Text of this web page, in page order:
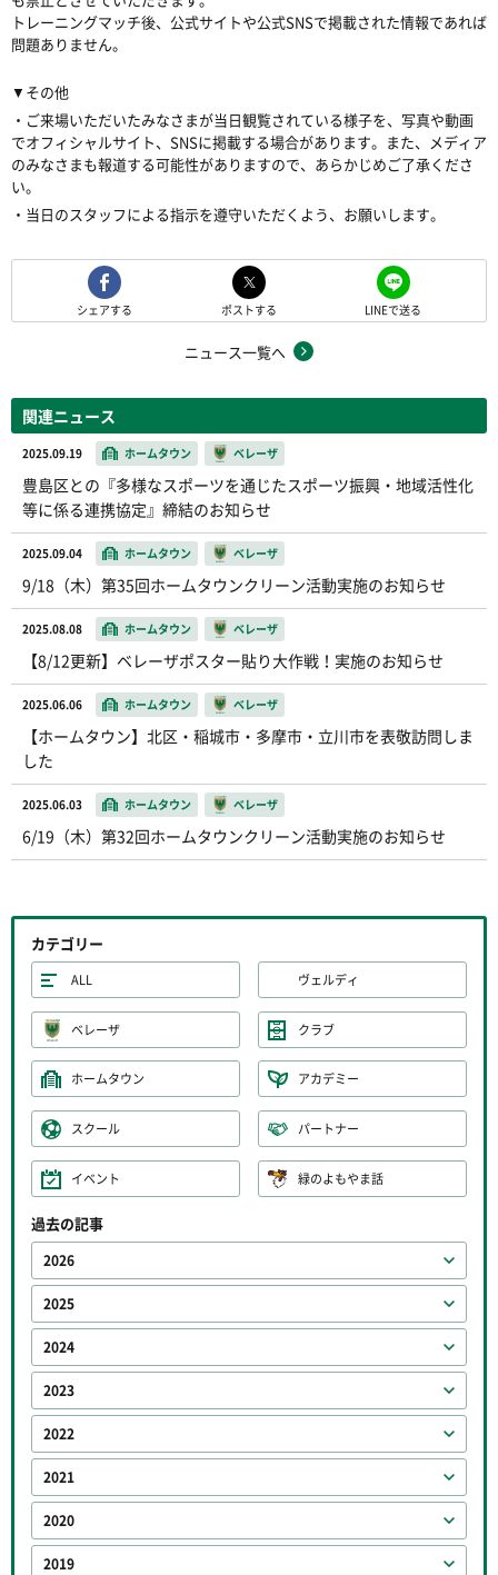
トレーニングマッチ後、公式サイトや公式SNSで掲載された情報であれば
問題ありません。
▼その他
・ご来場いただいたみなさまが当日観覧されている様子を、写真や動画
でオフィシャルサイト、SNSに掲載する場合があります。また、メディア
のみなさまも報道する可能性がありますので、あらかじめご了承くださ
い。
・当日のスタッフによる指示を遵守いただくよう、お願いします。
シェアする ポストする LINEで送る
ニュース一覧へ
関連ニュース
2025.09.19 ホームタウン ベレーザ
豊島区との『多様なスポーツを通じたスポーツ振興・地域活性化
等に係る連携協定』締結のお知らせ
2025.09.04 ホームタウン ベレーザ
9/18（木）第35回ホームタウンクリーン活動実施のお知らせ
2025.08.08 ホームタウン ベレーザ
【8/12更新】ベレーザポスター貼り大作戦！実施のお知らせ
2025.06.06 ホームタウン ベレーザ
【ホームタウン】北区・稲城市・多摩市・立川市を表敬訪問しま
した
2025.06.03 ホームタウン ベレーザ
6/19（木）第32回ホームタウンクリーン活動実施のお知らせ
カテゴリー
ALL ヴェルディ
ベレーザ クラブ
ホームタウン アカデミー
スクール パートナー
イベント 緑のよもやま話
過去の記事
2026
2025
2024
2023
2022
2021
2020
2019